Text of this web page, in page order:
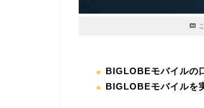
こ
BIGLOBEモバイルの
BIGLOBEモバイルを